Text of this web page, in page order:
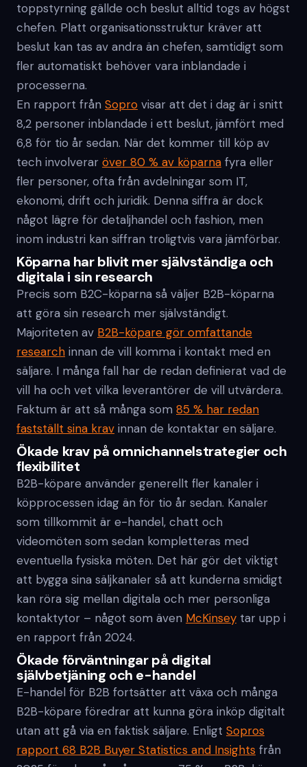
toppstyrning gällde och beslut alltid togs av högst
chefen. Platt organisationsstruktur kräver att
beslut kan tas av andra än chefen, samtidigt som
fler automatiskt behöver vara inblandade i
processerna.
En rapport från Sopro visar att det i dag är i snitt
8,2 personer inblandade i ett beslut, jämfört med
6,8 för tio år sedan. När det kommer till köp av
tech involverar över 80 % av köparna fyra eller
fler personer, ofta från avdelningar som IT,
ekonomi, drift och juridik. Denna siffra är dock
något lägre för detaljhandel och fashion, men
inom industri kan siffran troligtvis vara jämförbar.
Köparna har blivit mer självständiga och
digitala i sin research
Precis som B2C-köparna så väljer B2B-köparna
att göra sin research mer självständigt.
Majoriteten av B2B-köpare gör omfattande
research innan de vill komma i kontakt med en
säljare. I många fall har de redan definierat vad de
vill ha och vet vilka leverantörer de vill utvärdera.
Faktum är att så många som 85 % har redan
fastställt sina krav innan de kontaktar en säljare.
Ökade krav på omnichannelstrategier och
flexibilitet
B2B-köpare använder generellt fler kanaler i
köpprocessen idag än för tio år sedan. Kanaler
som tillkommit är e-handel, chatt och
videomöten som sedan kompletteras med
eventuella fysiska möten. Det här gör det viktigt
att bygga sina säljkanaler så att kunderna smidigt
kan röra sig mellan digitala och mer personliga
kontaktytor – något som även McKinsey tar upp i
en rapport från 2024.
Ökade förväntningar på digital
självbetjäning och e-handel
E-handel för B2B fortsätter att växa och många
B2B-köpare föredrar att kunna göra inköp digitalt
utan att gå via en faktisk säljare. Enligt Sopros
rapport 68 B2B Buyer Statistics and Insights från